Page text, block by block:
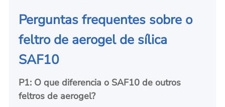
Perguntas frequentes sobre o
feltro de aerogel de sílica
SAF10
P1: O que diferencia o SAF10 de outros
feltros de aerogel?